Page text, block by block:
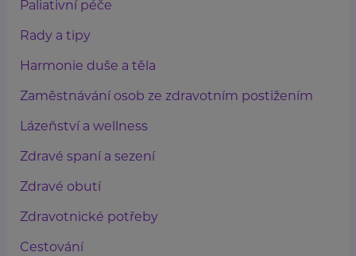
Paliativní péče
Rady a tipy
Harmonie duše a těla
Zaměstnávání osob ze zdravotním postižením
Lázeňství a wellness
Zdravé spaní a sezení
Zdravé obutí
Zdravotnické potřeby
Cestování